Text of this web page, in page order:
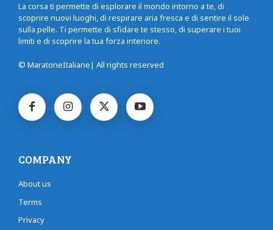
La corsa ti permette di esplorare il mondo intorno a te, di
scoprire nuovi luoghi, di respirare aria fresca e di sentire il sole
sulla pelle. Ti permette di sfidare te stesso, di superare i tuoi
limiti e di scoprire la tua forza interiore.
© MaratoneItaliane| All rights reserved
COMPANY
About us
Terms
Privacy